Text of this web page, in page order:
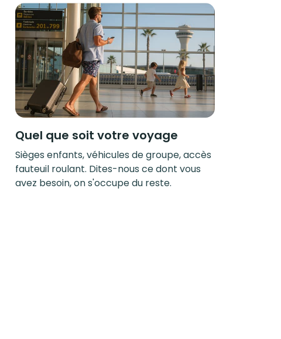
Quel que soit votre voyage
Sièges enfants, véhicules de groupe, accès
fauteuil roulant. Dites-nous ce dont vous
avez besoin, on s'occupe du reste.